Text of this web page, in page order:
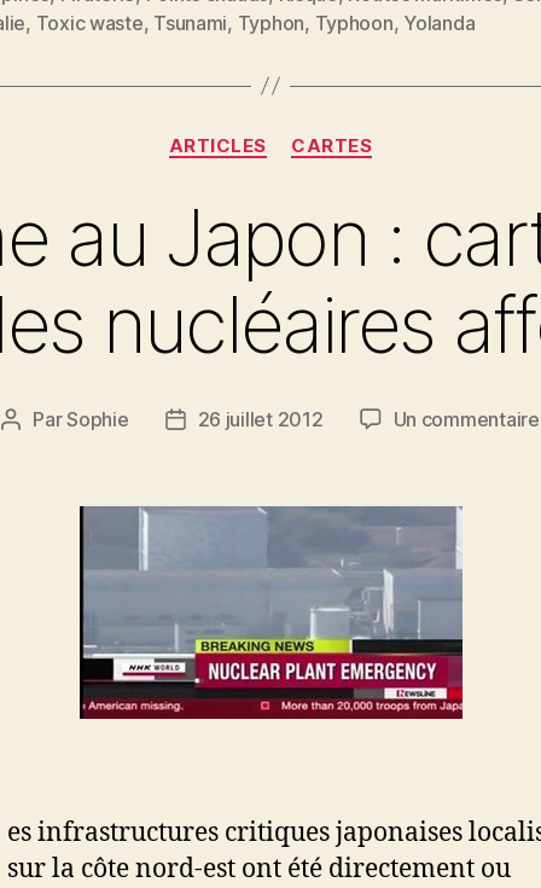
, Toxic waste, Tsunami, Typhon, Typhoon, Yolanda
Catégories
ARTICLES CARTES
au Japon :
nucléaires
Auteur
ParSophie
Date26 juillet 2012 Un commentaire
es infrastructures critiques japonaises
sur la côte nord-est ont été directement ou